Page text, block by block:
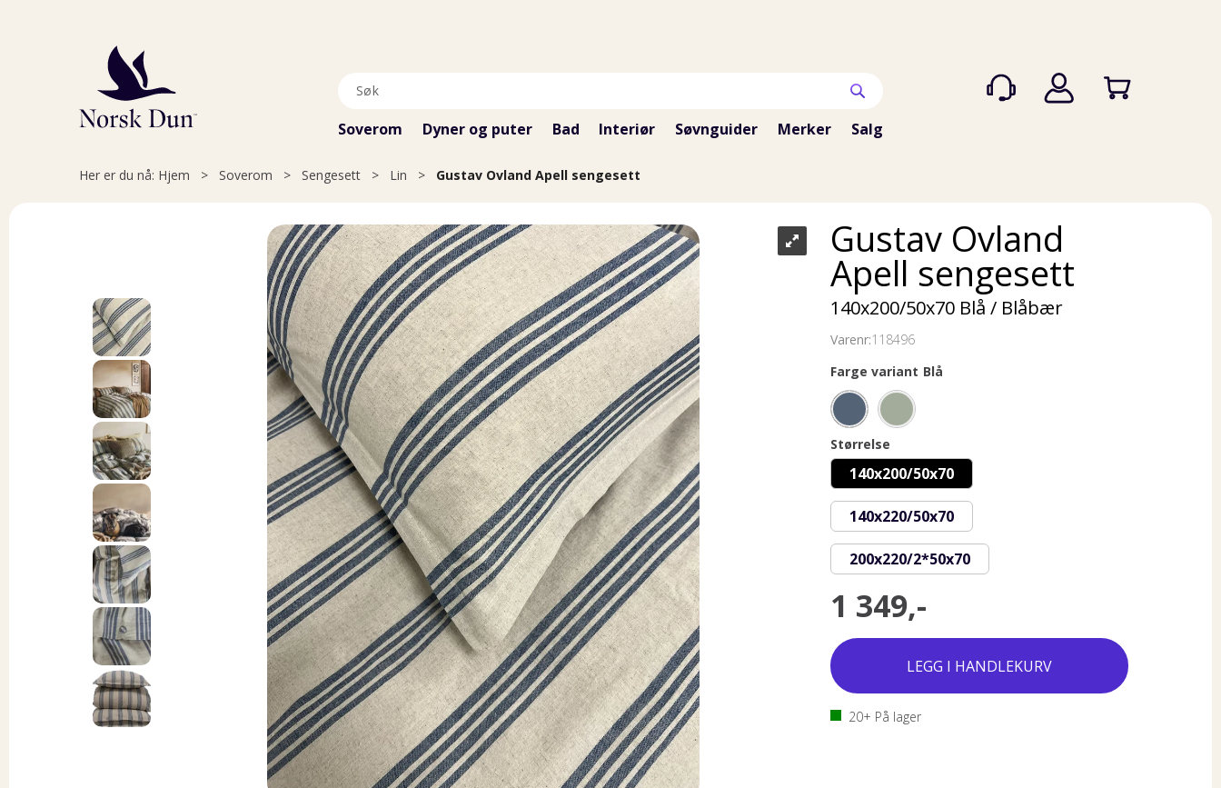
Soverom Dyner og puter Bad Interiør Søvnguider Merker Salg
Her er du nå: Hjem > Soverom > Sengesett > Lin > Gustav Ovland Apell sengesett
Gustav Ovland
Apell sengesett
140x200/50x70 Blå / Blåbær
Varenr:118496
Farge variant Blå
Størrelse
140x200/50x70
140x220/50x70
200x220/2*50x70
1 349,-
20+ På lager